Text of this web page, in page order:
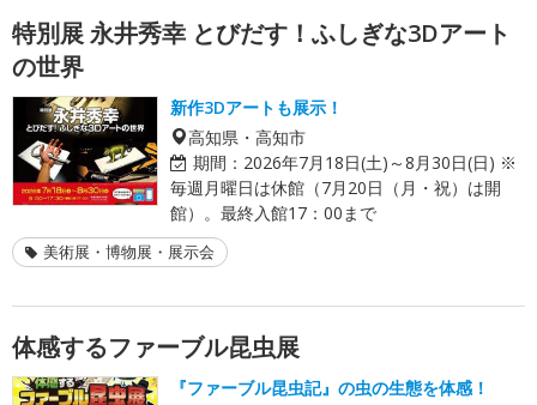
特別展 永井秀幸 とびだす！ふしぎな3Dアート
の世界
新作3Dアートも展示！
高知県・高知市
期間： 2026年7月18日(土)～8月30日(日) ※
毎週月曜日は休館（7月20日（月・祝）は開
館）。最終入館17：00まで
美術展・博物展・展示会
体感するファーブル昆虫展
『ファーブル昆虫記』の虫の生態を体感！